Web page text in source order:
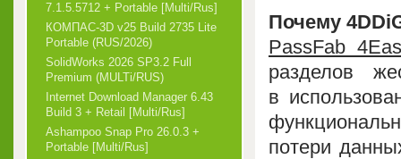
Почему
PassFab
разделов
в
потери
7.1.5.5712 + Portable [Multi/Rus]
КОМПАС-3D v25 Build 2735 Lite
Portable (RUS/2026)
SolidWorks 2026 SP3.2 Full
Premium (MULTi/RUS)
Internet Download Manager 6.43
Build 3 + Retail [Multi/Rus]
Ashampoo Snap Pro 26.0.3 +
Portable [Multi/Rus]